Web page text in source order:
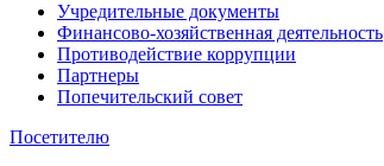
Учредительные документы
Финансово-хозяйственная деятельность
Противодействие коррупции
Партнеры
Попечительский совет
Посетителю